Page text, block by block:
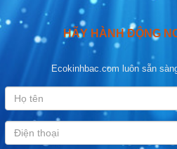
HÃY HÀNH ĐỘNG
Ecokinhbac.com luôn sẵn